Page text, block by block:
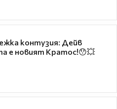
контузия: Дейв
е новият Кратос!😯💥